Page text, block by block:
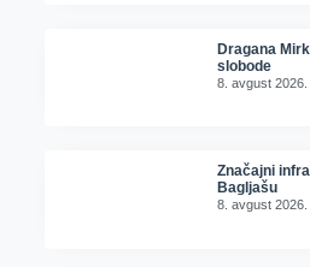
Dragana
slobode
8. avgust 2026.
Značajni
Bagljašu
8. avgust 2026.